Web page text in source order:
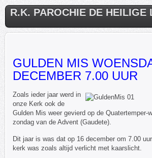
R.K. PAROCHIE DE HEILIGE
GULDEN MIS
DECEMBER 7.00 UUR
Zoals ieder jaar werd in
onze Kerk ook de
Gulden Mis weer gevierd op de Quatertemper-
zondag van de Advent (Gaudete).
Dit jaar is was dat op 16 december om 7.00
kerk was zoals altijd verlicht met kaarslicht.